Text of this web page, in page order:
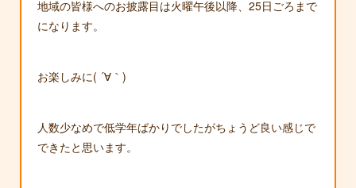
地域の皆様へのお披露目は火曜午後以降、25日ごろまで
になります。
お楽しみに( ´∀｀)
人数少なめで低学年ばかりでしたがちょうど良い感じで
できたと思います。